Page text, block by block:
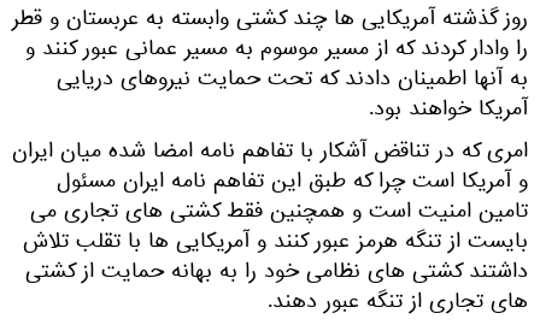
روز گذشته آمریکایی ها چند کشتی وابسته به عربستان و قطر
را وادار کردند که از مسیر موسوم به مسیر عمانی عبور کنند و
به آنها اطمینان دادند که تحت حمایت نیروهای دریایی
آمریکا خواهند بود.
امری که در تناقض آشکار با تفاهم نامه امضا شده میان ایران
و آمریکا است چرا که طبق این تفاهم نامه ایران مسئول
تامین امنیت است و همچنین فقط کشتی های تجاری می
بایست از تنگه هرمز عبور کنند و آمریکایی ها با تقلب تلاش
داشتند کشتی های نظامی خود را به بهانه حمایت از کشتی
های تجاری از تنگه عبور دهند.